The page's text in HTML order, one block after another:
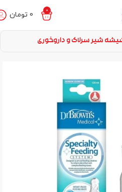
0
0 تومان
شیر سرلاک و داروخوری